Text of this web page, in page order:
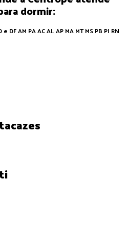
dormir:
e DFAM PAACALAPMAMTMSPB PI RN